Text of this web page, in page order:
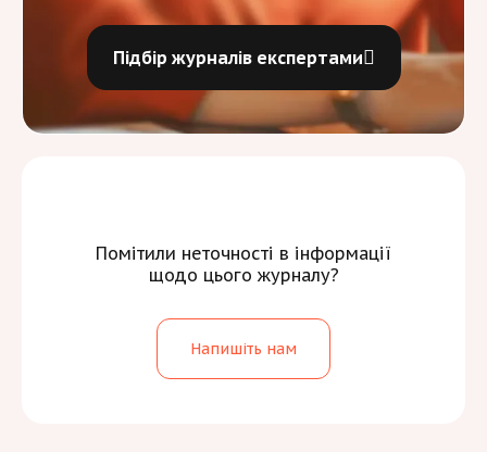
Помітили неточності в інформації
щодо цього журналу?
Напишіть нам
Підбір журналів експертами